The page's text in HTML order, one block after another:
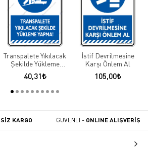
Transpalete Yıkılacak
Şekilde Yükleme
Yapma
40,31
İstif Devrilmesine
Karşı Önlem Al
105,00
KARGO GÜVENLİ - ONLINE ALIŞVERİŞ